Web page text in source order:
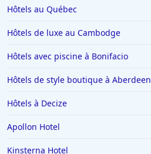
Hôtels en Lorraine
Hôtels à Châtillon-sur-Seine
Hôtels à Brest
Hôtels dans Loctudy
Hôtels à Auron
Hôtels au Québec
Hôtels de luxe au Cambodge
Hôtels avec piscine à Bonifacio
Hôtels de style boutique à Aberdeen
Hôtels à Decize
Apollon Hotel
Kinsterna Hotel